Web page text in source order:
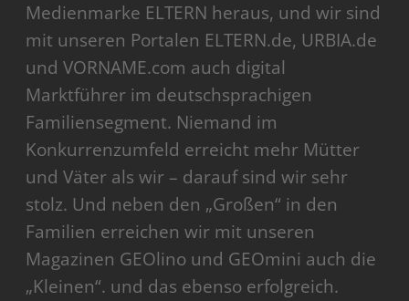
Medienmarke ELTERN heraus, und wir sind
mit unseren Portalen ELTERN.de, URBIA.de
und VORNAME.com auch digital
Marktführer im deutschsprachigen
Familiensegment. Niemand im
Konkurrenzumfeld erreicht mehr Mütter
und Väter als wir – darauf sind wir sehr
stolz. Und neben den „Großen“ in den
Familien erreichen wir mit unseren
Magazinen GEOlino und GEOmini auch die
„Kleinen“. und das ebenso erfolgreich.